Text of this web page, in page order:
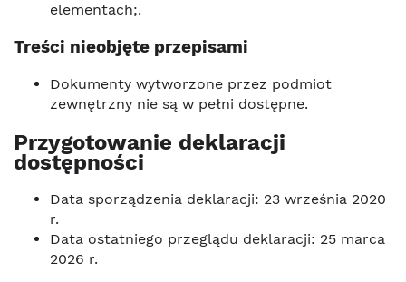
elementach;.
Treści nieobjęte przepisami
Dokumenty wytworzone przez podmiot
zewnętrzny nie są w pełni dostępne.
Przygotowanie deklaracji
dostępności
Data sporządzenia deklaracji: 23 września 2020
r.
Data ostatniego przeglądu deklaracji: 25 marca
2026 r.